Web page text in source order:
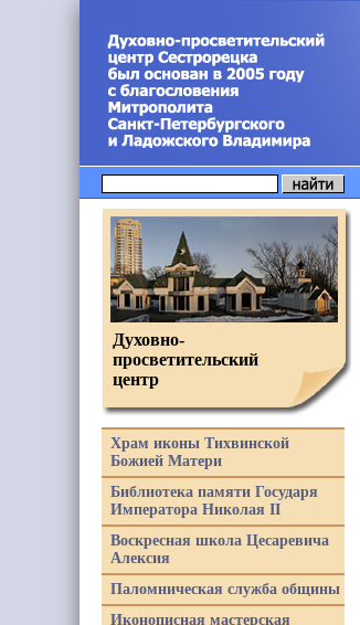
Духовно-
просветительский
центр
Храм иконы Тихвинской
Божией Матери
Библиотека памяти Государя
Императора Николая II
Воскресная школа Цесаревича
Алексия
Паломническая служба общины
Иконописная мастерская